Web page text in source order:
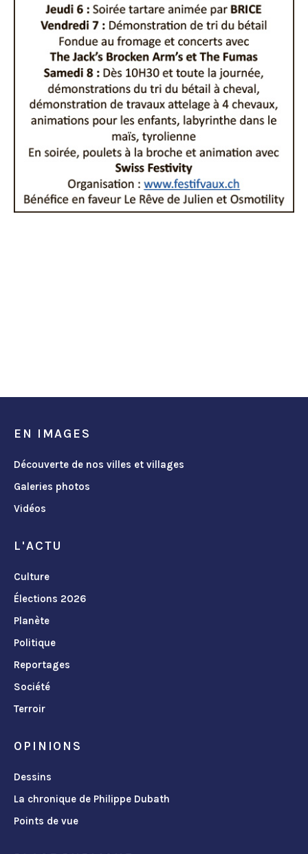
EN IMAGES
Découverte de nos villes et villages
Galeries photos
Vidéos
L'ACTU
Culture
Élections 2026
Planète
Politique
Reportages
Société
Terroir
OPINIONS
Dessins
La chronique de Philippe Dubath
Points de vue